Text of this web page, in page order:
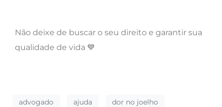
Não deixe de buscar o seu direito e garantir sua
qualidade de vida 💙
advogado ajuda
dor no joelho